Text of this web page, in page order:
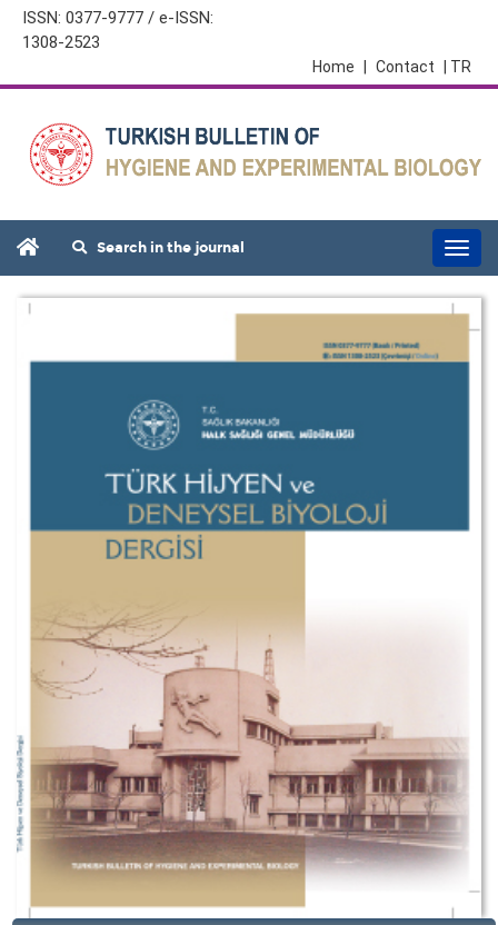
ISSN: 0377-9777 / e-ISSN:
1308-2523
| TR
Contact
Home
Search in the journal